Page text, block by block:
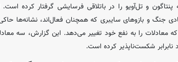
و تل‌آویو را در باتلاقی فرسایشی گرفتار کرده
جنگ و بازوهای سایبری که همچنان فعال‌اند، نشانه‌ها
معادلات را به نفع خود تغییر می‌دهد. این گزارش، سه
نابرابر شکست‌ناپذیر کرده است.